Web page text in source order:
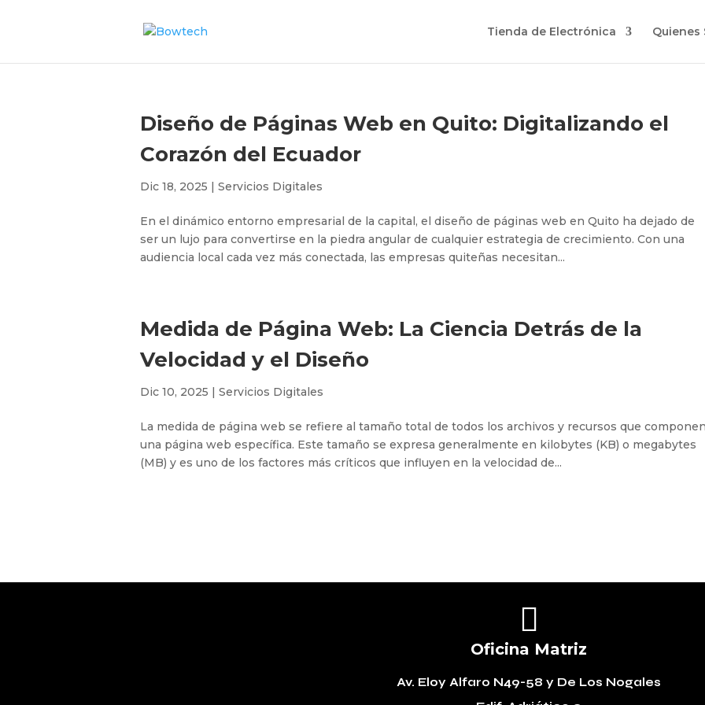
Tienda de Electrónica Quienes
Diseño de Páginas Web en Quito: Digitalizando el
Corazón del Ecuador
Dic 18, 2025 | Servicios Digitales
En el dinámico entorno empresarial de la capital, el diseño de páginas web en Quito ha dejado de
ser un lujo para convertirse en la piedra angular de cualquier estrategia de crecimiento. Con una
audiencia local cada vez más conectada, las empresas quiteñas necesitan...
Medida de Página Web: La Ciencia Detrás de la
Velocidad y el Diseño
Dic 10, 2025 | Servicios Digitales
La medida de página web se refiere al tamaño total de todos los archivos y recursos que
una página web específica. Este tamaño se expresa generalmente en kilobytes (KB) o megabytes
(MB) y es uno de los factores más críticos que influyen en la velocidad de...

Oficina Matriz
Av. Eloy Alfaro N49-58 y De Los Nogales